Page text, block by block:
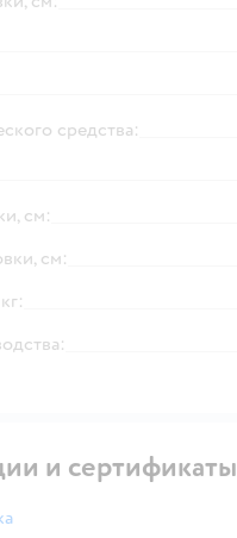
средства:
см:
см:
и сертификаты